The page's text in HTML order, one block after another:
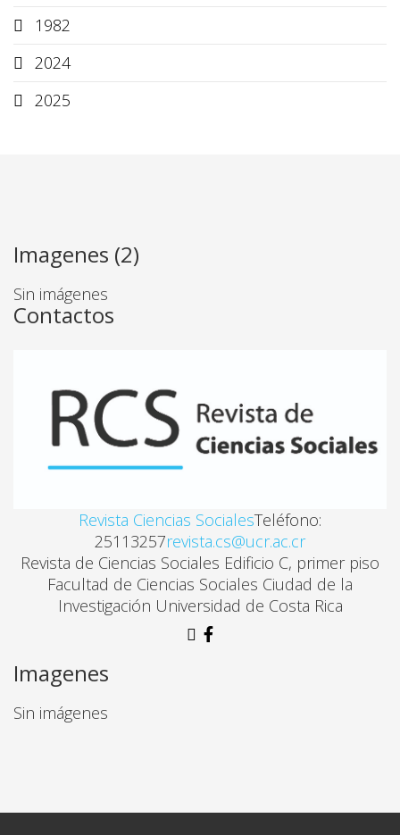
1982
2024
2025
Imagenes (2)
Sin imágenes
Contactos
Revista Ciencias SocialesTeléfono:
25113257revista.cs@ucr.ac.cr
Revista de Ciencias Sociales Edificio C, primer piso
Facultad de Ciencias Sociales Ciudad de la
Investigación Universidad de Costa Rica
Imagenes
Sin imágenes